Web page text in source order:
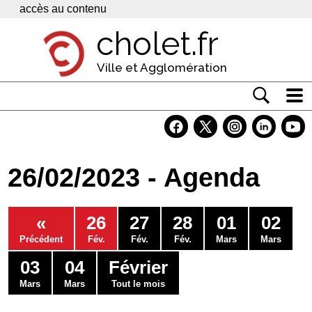
Panneau de gestion des cookies
accès au contenu
cholet.fr
Ville et Agglomération
Economie
Services
Contacts
26/02/2023 - Agenda
«
Précédent
26
Fév.
27
Fév.
28
Fév.
01
Mars
02
Mars
03
Mars
04
Mars
Février
Tout le mois